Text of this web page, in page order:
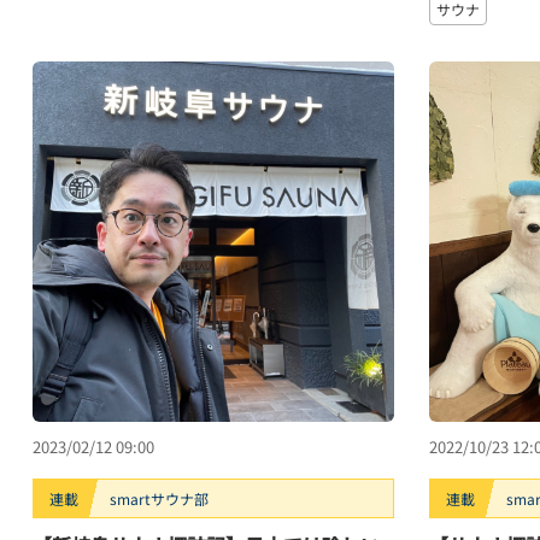
サウナ
2023/02/12 09:00
連載 smartサウナ部
2022/10/23
連載